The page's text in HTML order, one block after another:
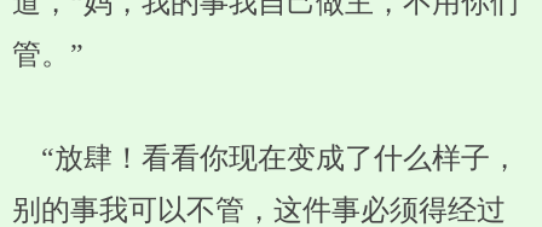
管。”
“放肆！看看你现在变成了什么样子，
别的事我可以不管，这件事必须得经过